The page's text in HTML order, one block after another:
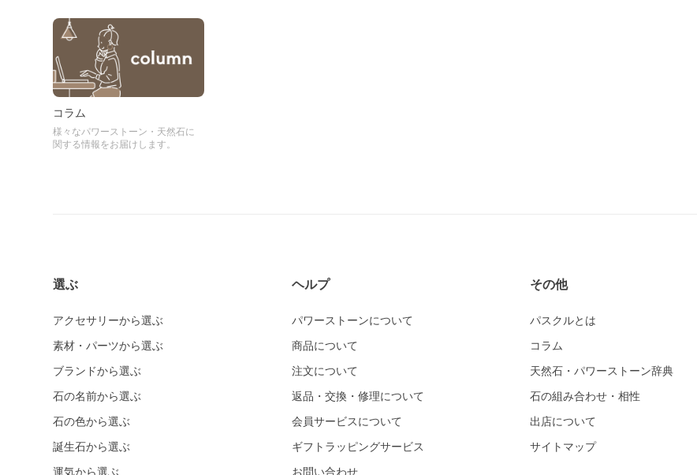
コラム
様々なパワーストーン・天然石に
関する情報をお届けします。
選ぶ
アクセサリーから選ぶ
素材・パーツから選ぶ
ブランドから選ぶ
石の名前から選ぶ
石の色から選ぶ
誕生石から選ぶ
運気から選ぶ
ヘルプ
パワーストーンについて
商品について
注文について
返品・交換・修理について
会員サービスについて
ギフトラッピングサービス
お問い合わせ
その他
パスクルとは
コラム
天然石・パワーストーン辞典
石の組み合わせ・相性
出店について
サイトマップ